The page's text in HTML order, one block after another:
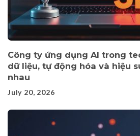
Công ty ứng dụng AI trong
dữ liệu, tự động hóa và hiệu
nhau
July 20, 2026